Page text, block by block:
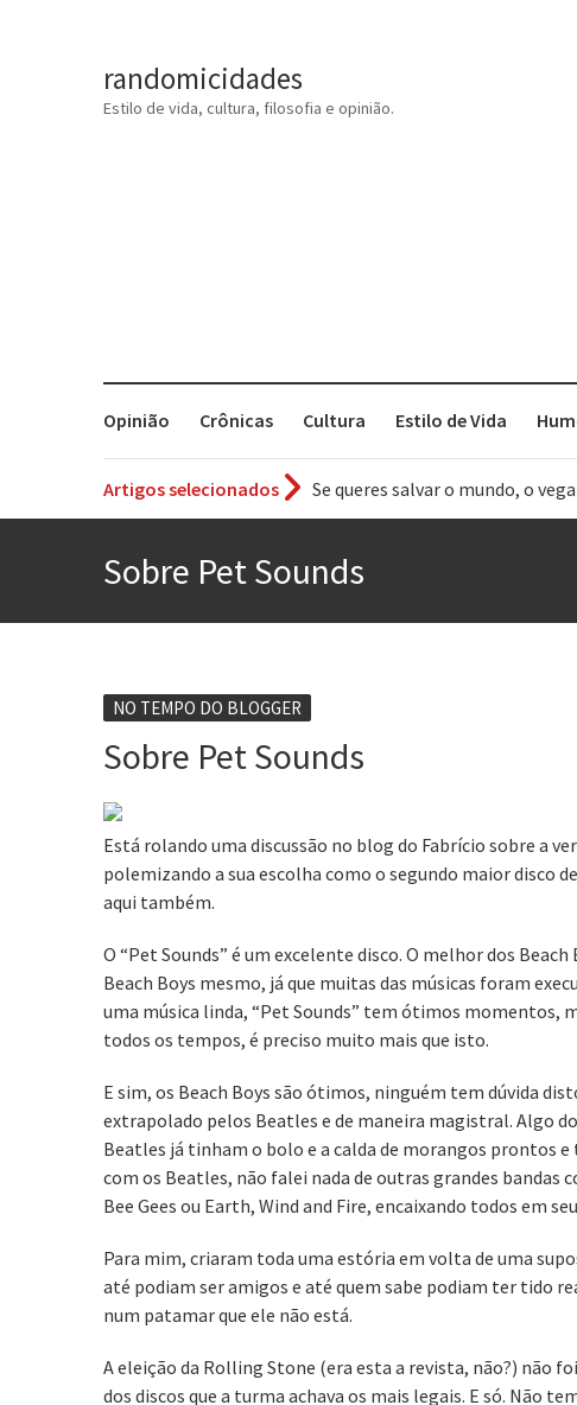
randomicidades
Estilo de vida, cultura, filosofia e opinião.
Opinião Crônicas Cultura Estilo de Vida
Artigos selecionados
Tem que filmar isso daí
Aprender a fracassar é o segredo
Contardo Calligaris prega o
Voto obrigatório é correto?
Sobre Pet Sounds
NO TEMPO DO BLOGGER
Sobre Pet Sounds
Está rolando uma discussão no blog do Fabrício sobre a
polemizando a sua escolha como o segundo maior disco
aqui também.
O “Pet Sounds” é um excelente disco. O melhor dos
Beach Boys mesmo, já que muitas das músicas foram
uma música linda, “Pet Sounds” tem ótimos momentos,
todos os tempos, é preciso muito mais que isto.
E sim, os Beach Boys são ótimos, ninguém tem dúvida
extrapolado pelos Beatles e de maneira magistral. Algo
Beatles já tinham o bolo e a calda de morangos prontos
com os Beatles, não falei nada de outras grandes bandas
Bee Gees ou Earth, Wind and Fire, encaixando todos em
Para mim, criaram toda uma estória em volta de uma
até podiam ser amigos e até quem sabe podiam ter tido
num patamar que ele não está.
A eleição da Rolling Stone (era esta a revista, não?) não
dos discos que a turma achava os mais legais. E só. Não